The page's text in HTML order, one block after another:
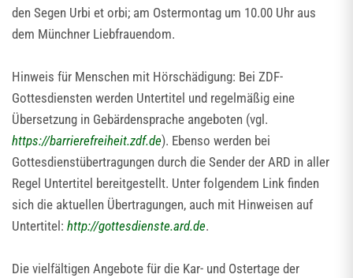
den Segen Urbi et orbi; am Ostermontag um 10.00 Uhr aus
dem Münchner Liebfrauendom.
Hinweis für Menschen mit Hörschädigung: Bei ZDF-
Gottesdiensten werden Untertitel und regelmäßig eine
Übersetzung in Gebärdensprache angeboten (vgl.
https://barrierefreiheit.zdf.de). Ebenso werden bei
Gottesdienstübertragungen durch die Sender der ARD in aller
Regel Untertitel bereitgestellt. Unter folgendem Link finden
sich die aktuellen Übertragungen, auch mit Hinweisen auf
Untertitel: http://gottesdienste.ard.de.
Die vielfältigen Angebote für die Kar- und Ostertage der